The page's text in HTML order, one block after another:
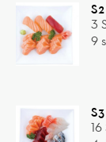
S2
3
9
S3